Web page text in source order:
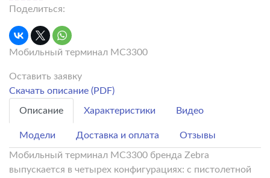
Поделиться:
Мобильный терминал MC3300
Оставить заявку
Скачать описание (PDF)
Описание Характеристики Видео
Модели Доставка и оплата Отзывы
Мобильный терминал MC3300 бренда Zebra
выпускается в четырех конфигурациях: с пистолетной